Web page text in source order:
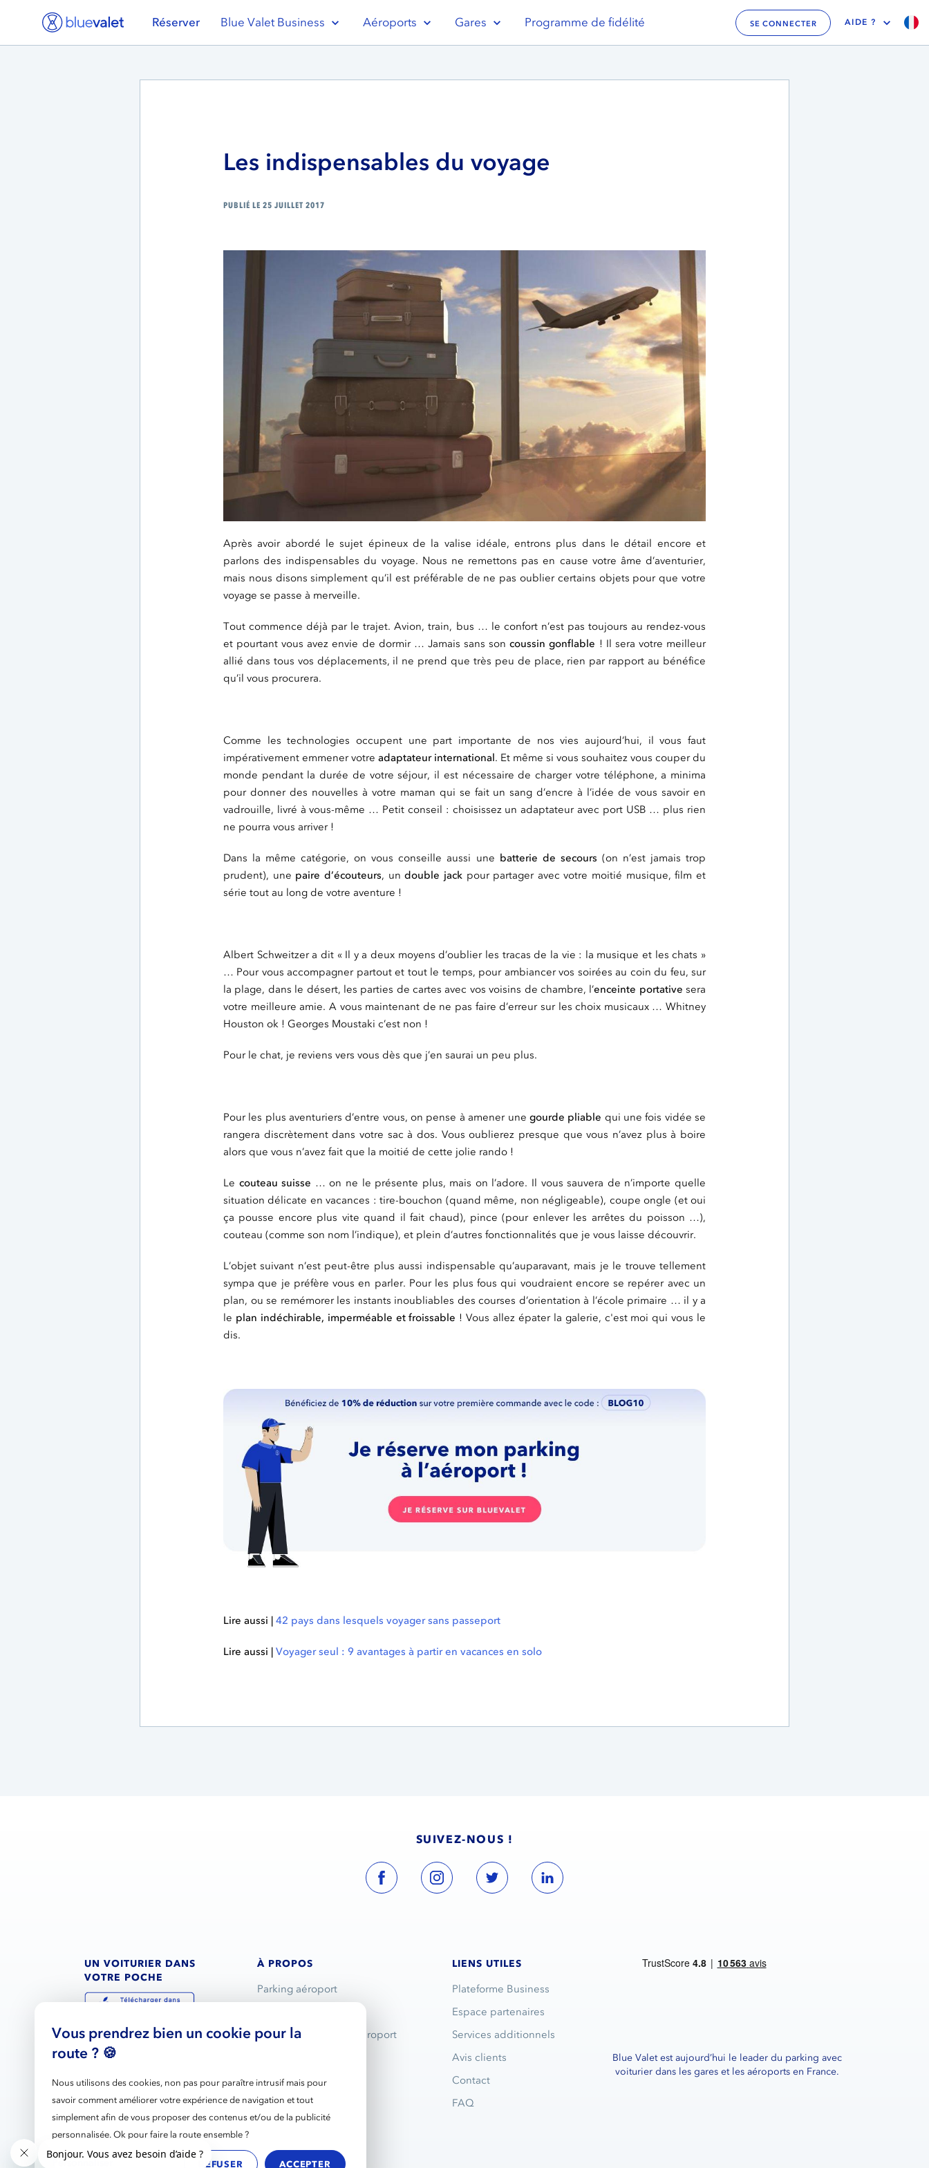
Réserver Blue Valet Business Aéroports Gares Programme de fidélité SE CONNECTER AIDE ?
Les indispensables du voyage
PUBLIÉ LE 25 JUILLET 2017
Après avoir abordé le sujet épineux de la valise idéale, entrons plus dans le détail encore et
parlons des indispensables du voyage. Nous ne remettons pas en cause votre âme d’aventurier,
mais nous disons simplement qu’il est préférable de ne pas oublier certains objets pour que votre
voyage se passe à merveille.
Tout commence déjà par le trajet. Avion, train, bus … le confort n’est pas toujours au rendez-vous
et pourtant vous avez envie de dormir … Jamais sans soncoussin gonflable ! Il sera votre meilleur
allié dans tous vos déplacements, il ne prend que très peu de place, rien par rapport au bénéfice
qu’il vous procurera.
Comme les technologies occupent une part importante de nos vies aujourd’hui, il vous faut
impérativement emmener votre adaptateur international . Et même si vous souhaitez vous couper du
monde pendant la durée de votre séjour, il est nécessaire de charger votre téléphone, a minima
pour donner des nouvelles à votre maman qui se fait un sang d’encre à l’idée de vous savoir en
vadrouille, livré à vous-même … Petit conseil : choisissez un adaptateur avec port USB … plus rien
ne pourra vous arriver !
Dans la même catégorie, on vous conseille aussi une batterie de secours (on n’est jamais trop
prudent), une paire d’écouteurs, undouble jackpour partager avec votre moitié musique, film et
série tout au long de votre aventure !
Albert Schweitzer a dit « Il y a deux moyens d’oublier les tracas de la vie : la musique et les chats »
… Pour vous accompagner partout et tout le temps, pour ambiancer vos soirées au coin du feu, sur
la plage, dans le désert, les parties de cartes avec vos voisins de chambre, l’enceinte portative sera
votre meilleure amie. A vous maintenant de ne pas faire d’erreur sur les choix musicaux … Whitney
Houston ok ! Georges Moustaki c’est non !
Pour le chat, je reviens vers vous dès que j’en saurai un peu plus.
Pour les plus aventuriers d’entre vous, on pense à amener une gourde pliable qui une fois vidée se
rangera discrètement dans votre sac à dos. Vous oublierez presque que vous n’avez plus à boire
alors que vous n’avez fait que la moitié de cette jolie rando !
Le couteau suisse … on ne le présente plus, mais on l’adore. Il vous sauvera de n’importe quelle
situation délicate en vacances : tire-bouchon (quand même, non négligeable), coupe ongle (et oui
ça pousse encore plus vite quand il fait chaud), pince (pour enlever les arrêtes du poisson …),
couteau (comme son nom l’indique), et plein d’autres fonctionnalités que je vous laisse découvrir.
L’objet suivant n’est peut-être plus aussi indispensable qu’auparavant, mais je le trouve tellement
sympa que je préfère vous en parler. Pour les plus fous qui voudraient encore se repérer avec un
plan, ou se remémorer les instants inoubliables des courses d’orientation à l’école primaire … il y a
le plan indéchirable, imperméable et froissable ! Vous allez épater la galerie, c'est moi qui vous le
dis.
Lire aussi | 42 pays dans lesquels voyager sans passeport
Lire aussi | Voyager seul : 9 avantages à partir en vacances en solo
SUIVEZ-NOUS !
UN VOITURIER DANS
VOTRE POCHE
À PROPOS
Parking aéroport
Réservation parking aéroport
Nous rejoindre
Partenariats
Ils parlent de nous
Blog
LIENS UTILES
Plateforme Business
Espace partenaires
Services additionnels
Avis clients
Contact
FAQ
Blue Valet est aujourd’hui le leader du parking avec
voiturier dans les gares et les aéroports en France.
Vous prendrez bien un cookie pour la
route ? 🍪
Nous utilisons des cookies, non pas pour paraître intrusif mais pour
savoir comment améliorer votre expérience de navigation et tout
simplement afin de vous proposer des contenus et/ou de la publicité
personnalisée. Ok pour faire la route ensemble ?
Personnaliser REFUSER ACCEPTER